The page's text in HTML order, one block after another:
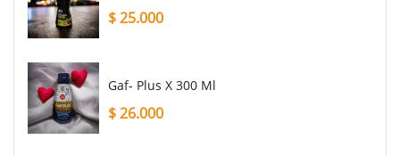
$25.000
Gaf- Plus X 300 Ml
$26.000